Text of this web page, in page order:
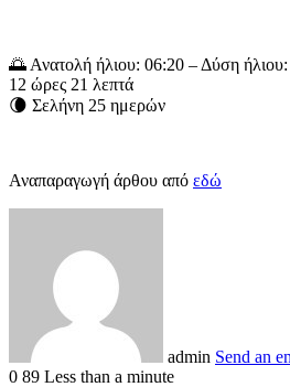
🌅 Ανατολή ήλιου: 06:20 – Δύση
12 ώρες 21 λεπτά
🌘 Σελήνη 25 ημερών
Αναπαραγωγή άρθου από εδώ
admin Send an
0 89 Less than a minute